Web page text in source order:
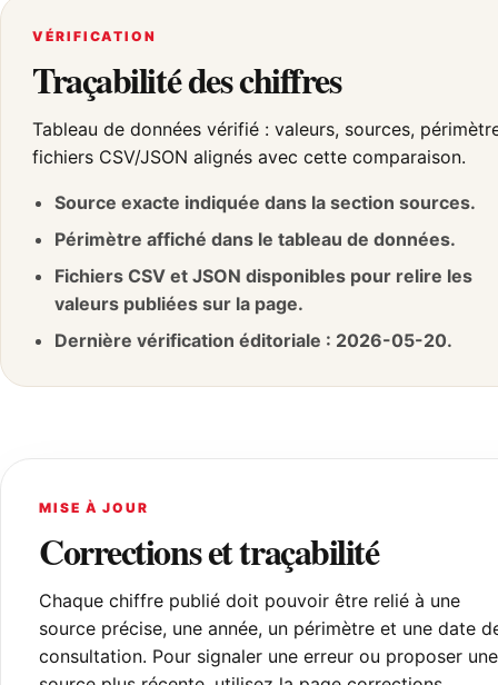
VÉRIFICATION
Traçabilité des chiffres
Tableau de données vérifié : valeurs, sources,
fichiers CSV/JSON alignés avec cette comparaison.
Source exacte indiquée dans la section sources.
Périmètre affiché dans le tableau de données.
Fichiers CSV et JSON disponibles pour relire les
valeurs publiées sur la page.
Dernière vérification éditoriale : 2026-05-20.
MISE À JOUR
Corrections et traçabilité
Chaque chiffre publié doit pouvoir être relié à une
source précise, une année, un périmètre et une date
consultation. Pour signaler une erreur ou proposer une